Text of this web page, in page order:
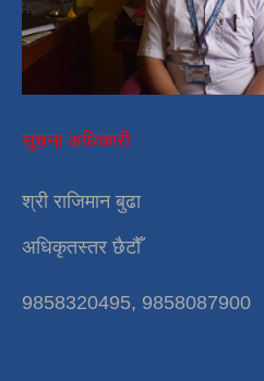
सूचना अधिकारी
श्री राजिमान बुढा
अधिकृतस्तर छैटौँ
9858320495, 9858087900